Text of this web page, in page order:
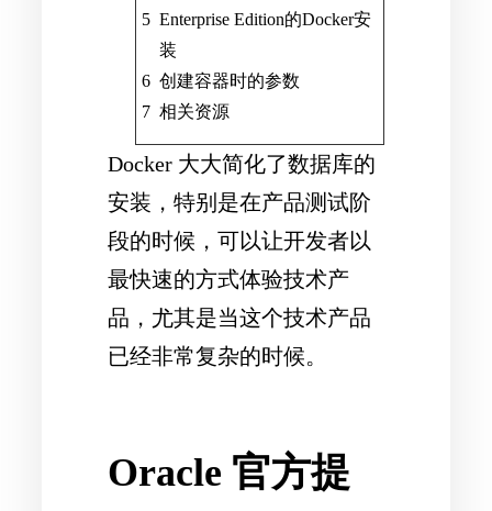
Enterprise Edition的Docker安
装
创建容器时的参数
相关资源
Docker 大大简化了数据库的
安装，特别是在产品测试阶
段的时候，可以让开发者以
最快速的方式体验技术产
品，尤其是当这个技术产品
已经非常复杂的时候。
Oracle 官方提